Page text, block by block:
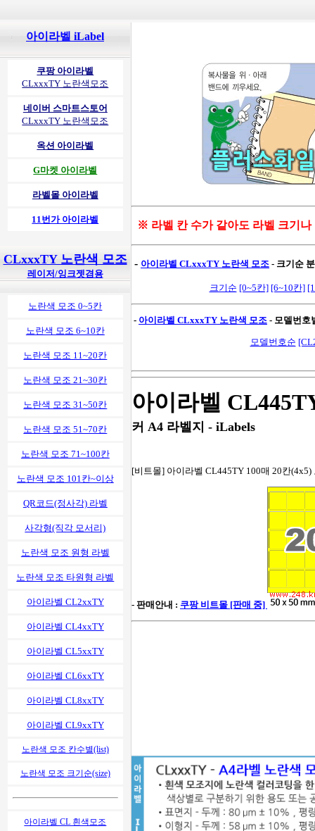
아이라벨 iLabel
쿠팡 아이라벨
CLxxxTY 노란색모조
네이버 스마트스토어
CLxxxTY 노란색모조
옥션 아이라벨
G마켓 아이라벨
라벨몰 아이라벨
11번가 아이라벨
CLxxxTY 노란색 모조
레이저/잉크젯겸용
노란색 모조 0~5칸
노란색 모조 6~10칸
노란색 모조 11~20칸
노란색 모조 21~30칸
노란색 모조 31~50칸
노란색 모조 51~70칸
노란색 모조 71~100칸
노란색 모조 101칸~이상
QR코드(정사각) 라벨
사각형(직각 모서리)
노란색 모조 원형 라벨
노란색 모조 타원형 라벨
아이라벨 CL2xxTY
아이라벨 CL4xxTY
아이라벨 CL5xxTY
아이라벨 CL6xxTY
아이라벨 CL8xxTY
아이라벨 CL9xxTY
노란색 모조 칸수별(list)
노란색 모조 크기순(size)
아이라벨 CL 흰색모조
※ 라벨 칸 수가 같아도 라벨 크기나
- 아이라벨 CLxxxTY 노란색 모조 - 크기순
크기순 [0~5칸] [6~10칸]
- 아이라벨 CLxxxTY 노란색 모조 - 모델번호
모델번호순
아이라벨
커 A4 라벨지 - iLabels
[비트몰] 아이라벨 CL445TY 100매 20칸
- 판매안내 : 쿠팡 비트몰 [판매 중]